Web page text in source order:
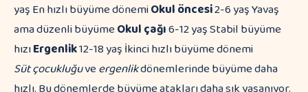
yaş En hızlı büyüme dönemiOkul öncesi2-6 yaş Yavaş
ama düzenli büyümeOkul çağı6-12 yaş Stabil büyüme
hızıErgenlik12-18 yaş İkinci hızlı büyüme dönemi
Süt çocukluğuveergenlikdönemlerinde büyüme daha